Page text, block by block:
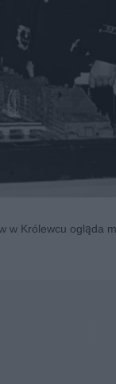
w Królewcu ogląda